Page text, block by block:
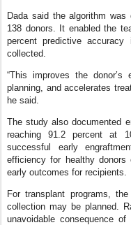
Dada said the algorithm
138 donors. It enabled the
percent predictive
collected.
“This improves the donor’s
planning, and accelerates
he said.
The study also documented
reaching 91.2 percent at
successful early
efficiency for healthy donors
early outcomes for recipients.
For transplant programs,
collection may be planned.
unavoidable consequence